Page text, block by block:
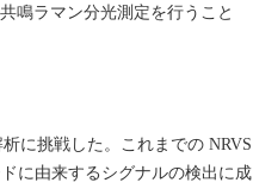
鳴ラマン分光測定を行うこと
に挑戦した。これまでの NRVS
に由来するシグナルの検出に成